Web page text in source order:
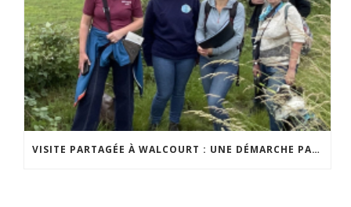
VISITE PARTAGÉE À WALCOURT : UNE DÉMARCHE PARTICIPATIVE ANIMÉE PAR ESPACE ENVIRONNEMENT